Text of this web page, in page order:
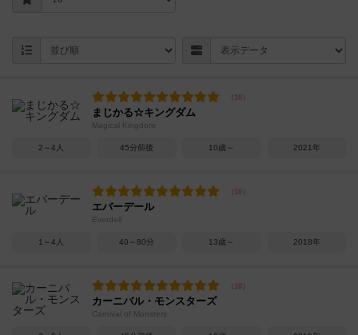
まじかる☆キングダム
Magical Kingdom
2～4人 45分前後 10歳～ 2021年
エバーデール
Everdell
1～4人 40～80分 13歳～ 2018年
カーニバル・モンスターズ
Carnival of Monsters